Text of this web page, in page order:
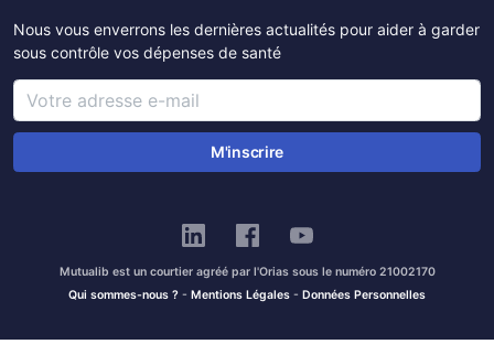
Nous vous enverrons les dernières actualités pour aider à garder
sous contrôle vos dépenses de santé
M'inscrire
Mutualib est un courtier agréé par l'Orias sous le numéro 21002170
Qui sommes-nous ? - Mentions Légales - Données Personnelles